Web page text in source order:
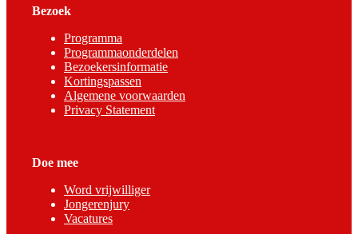
Bezoek
Programma
Programmaonderdelen
Bezoekersinformatie
Kortingspassen
Algemene voorwaarden
Privacy Statement
Doe mee
Word vrijwilliger
Jongerenjury
Vacatures